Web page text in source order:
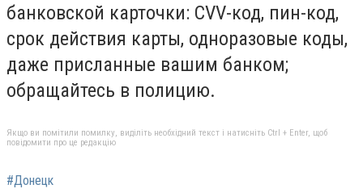
банковской карточки: СVV-код, пин-код,
срок действия карты, одноразовые коды,
даже присланные вашим банком;
обращайтесь в полицию.
Якщо ви помітили помилку, виділіть необхідний текст і натисніть Ctrl + Enter, щоб
повідомити про це редакцію
#Донецк